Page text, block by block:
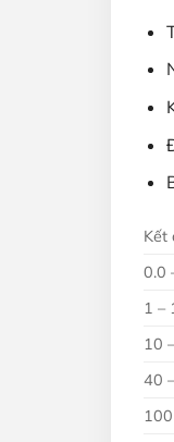
Kết
0.0
1 –
10
40